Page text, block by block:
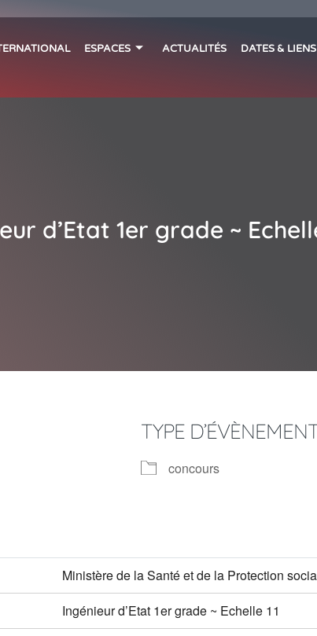
ESPACES ACTUALITÉS DATES &
d’Etat 1er grade ~
TYPE
concours
Ministère de la Santé et de la Protection
Ingénieur d’Etat 1er grade ~ Echelle 11